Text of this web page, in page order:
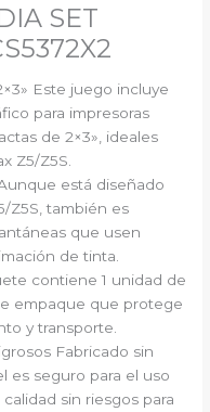
SET
Este juego incluye
para impresoras
de 2×3», ideales
Z5/Z5S.
está diseñado
Z5S, también es
que usen
de tinta.
contiene 1 unidad de
empaque que protege
y transporte.
Fabricado sin
es seguro para el uso
sin riesgos para